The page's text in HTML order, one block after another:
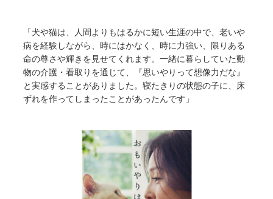
「犬や猫は、人間よりもはるかに短い生涯の中で、老いや
病を経験しながら、時にはかなく、時に力強い、限りある
命の尊さや輝きを見せてくれます。一緒に暮らしていた動
物の介護・看取りを通じて、『思いやりって想像力だな』
と実感することがありました。寝たきりの状態の子に、床
ずれを作ってしまったことがあったんです」